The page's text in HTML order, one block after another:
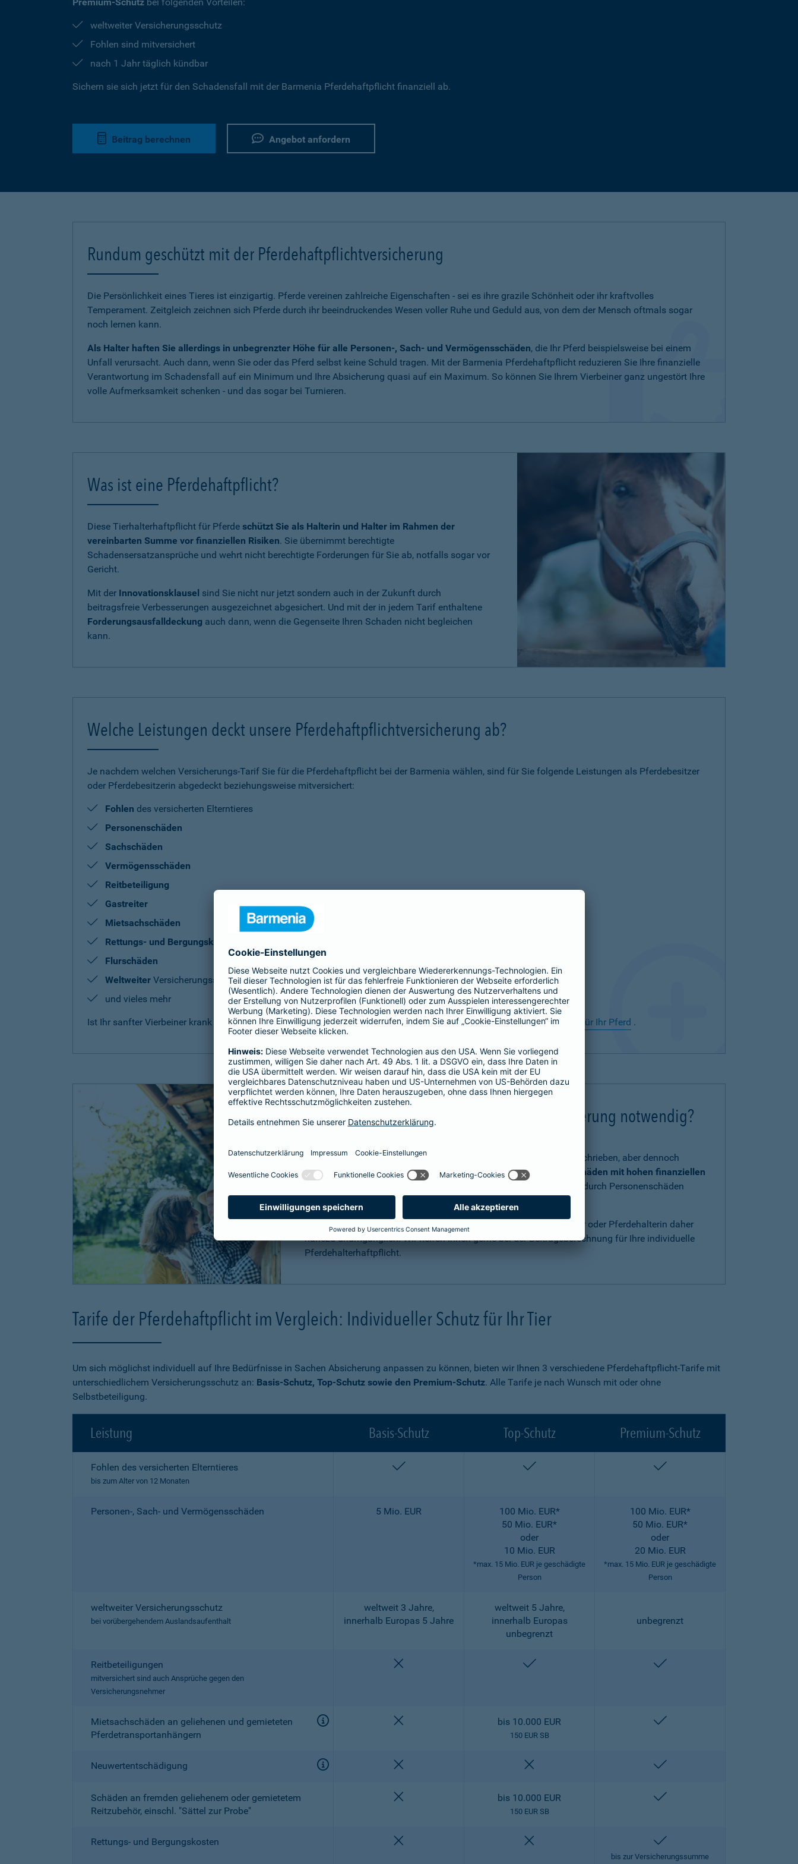
weltweiter Versicherungsschutz
Fohlen sind mitversichert
nach 1 Jahr täglich kündbar
Sichern sie sich jetzt für den Schadensfall mit der Barmenia Pferdehaftpflicht finanziell ab.
Beitrag berechnen Angebot anfordern
Rundum geschützt mit der Pferdehaftpflichtversicherung
Die Persönlichkeit eines Tieres ist einzigartig. Pferde vereinen zahlreiche Eigenschaften - sei es ihre grazile Schönheit oder ihr kraftvolles
Temperament. Zeitgleich zeichnen sich Pferde durch ihr beeindruckendes Wesen voller Ruhe und Geduld aus, von dem der Mensch oftmals sogar
noch lernen kann.
Als Halter haften Sie allerdings in unbegrenzter Höhe für alle Personen-, Sach- und Vermögensschäden, die Ihr Pferd beispielsweise bei einem
Unfall verursacht. Auch dann, wenn Sie oder das Pferd selbst keine Schuld tragen. Mit der Barmenia Pferdehaftpflicht reduzieren Sie Ihre finanzielle
Verantwortung im Schadensfall auf ein Minimum und Ihre Absicherung quasi auf ein Maximum. So können Sie Ihrem Vierbeiner ganz ungestört Ihre
volle Aufmerksamkeit schenken - und das sogar bei Turnieren.
Was ist eine Pferdehaftpflicht?
Diese Tierhalterhaftpflicht für Pferde schützt Sie als Halterin und Halter im Rahmen der
vereinbarten Summe vor finanziellen Risiken. Sie übernimmt berechtigte
Schadensersatzansprüche und wehrt nicht berechtigte Forderungen für Sie ab, notfalls sogar vor
Gericht.
Mit der Innovationsklausel sind Sie nicht nur jetzt sondern auch in der Zukunft durch
beitragsfreie Verbesserungen ausgezeichnet abgesichert. Und mit der in jedem Tarif enthaltene
Forderungsausfalldeckung auch dann, wenn die Gegenseite Ihren Schaden nicht begleichen
kann.
Welche Leistungen deckt unsere Pferdehaftpflichtversicherung ab?
Je nachdem welchen Versicherungs-Tarif Sie für die Pferdehaftpflicht bei der Barmenia wählen, sind für Sie folgende Leistungen als Pferdebesitzer
oder Pferdebesitzerin abgedeckt beziehungsweise mitversichert:
Fohlen des versicherten Elterntieres
Personenschäden
Sachschäden
Vermögensschäden
Reitbeteiligung
Gastreiter
Mietsachschäden
Rettungs- und Bergungskosten
Flurschäden
Weltweiter Versicherungsschutz
und vieles mehr
Ist Ihr sanfter Vierbeiner krank oder benötigt eine Operation? Zu unseren Leistungen gehört auch eineOP Versicherung für Ihr Pferd .
Für welche Pferde ist eine Haftpflichtversicherung notwendig?
Zwar ist eine Pferdehaftpflichtversicherung nicht gesetzlich vorgeschrieben, aber dennoch
äußerst sinnvoll. Pferde können aufgrund Ihrer Statur und Kraft
Schäden mit hohen finanziellen
verursachen. Schadenersatzansprüche, verursacht durch Personenschäden
Millionenhöhe
Eine Haftpflichtversicherung für Ihr Pferd ist für Sie als Pferdehalter oder Pferdehalterin daher
nahezu unumgänglich. Wir helfen Ihnen gerne bei der Beitragsberechnung für Ihre individuelle
Pferdehalterhaftpflicht.
Tarife der Pferdehaftpflicht im Vergleich: Individueller Schutz für Ihr Tier
Um sich möglichst individuell auf Ihre Bedürfnisse in Sachen Absicherung anpassen zu können, bieten wir Ihnen 3 verschiedene Pferdehaftpflicht-Tarife mit
unterschiedlichem Versicherungsschutz an: Basis-Schutz, Top-Schutz sowie den Premium-Schutz. Alle Tarife je nach Wunsch mit oder ohne
Selbstbeteiligung.
Leistung Basis-Schutz Top-Schutz Premium-Schutz
Fohlen des versicherten Elterntieres
bis zum Alter von 12 Monaten
enthalten enthalten enthalten
Personen-, Sach- und Vermögensschäden 5 Mio. EUR
100 Mio. EUR*
50 Mio. EUR*
oder
10 Mio. EUR
*max. 15 Mio. EUR je geschädigte
Person
100 Mio. EUR*
50 Mio. EUR*
oder
20 Mio. EUR
*max. 15 Mio. EUR je geschädigte
Person
weltweiter Versicherungsschutz
bei vorübergehendem Auslandsaufenthalt
weltweit 3 Jahre,
innerhalb Europas 5 Jahre
weltweit 5 Jahre,
innerhalb Europas
unbegrenzt
unbegrenzt
Reitbeteiligungen
mitversichert sind auch Ansprüche gegen den
Versicherungsnehmer
enthalten enthalten
Mietsachschäden an geliehenen und gemieteten
Pferdetransportanhängern
bis 10.000 EUR
150 EUR SB
enthalten
Neuwertentschädigung enthalten
Schäden an fremden geliehenem oder gemietetem
Reitzubehör, einschl. "Sättel zur Probe"
bis 10.000 EUR
150 EUR SB
enthalten
Rettungs- und Bergungskosten enthalten
bis zur Versicherungssumme